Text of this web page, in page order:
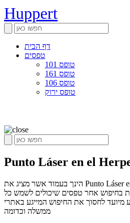
Huppert
דף הבית
טפסים
טופס 101
טופס 161
טופס 106
טופס ירוק
Punto Láser en el
הינך בעמוד אשר מציג את Punto Láser en el Herpes Zoster, הופרט
בחיפוש אחר טפסים שיכולים לשמש כל
מיועד לחסוך את החיפוש המייגע באתרי
ממשלה וכדומה